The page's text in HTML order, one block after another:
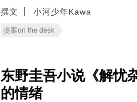
撰文 小河少年Kawa
提案on the desk
东野圭吾小说《解忧
的情绪